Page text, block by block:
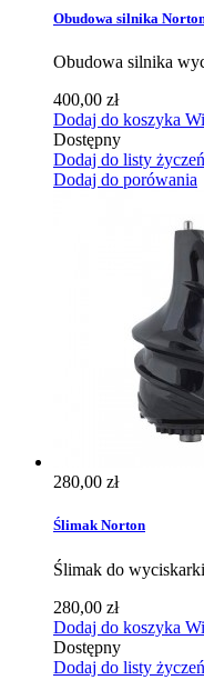
Obudowa silnika
Obudowa silnika
400,00 zł
Dodaj do koszyka
Dostępny
Dodaj do listy życzeń
Dodaj do porówania
280,00 zł
Ślimak Norton
Ślimak do
280,00 zł
Dodaj do koszyka
Dostępny
Dodaj do listy życzeń